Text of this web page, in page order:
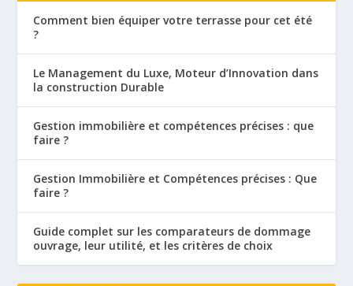
Comment bien équiper votre terrasse pour cet été
?
Le Management du Luxe, Moteur d’Innovation dans
la construction Durable
Gestion immobilière et compétences précises : que
faire ?
Gestion Immobilière et Compétences précises : Que
faire ?
Guide complet sur les comparateurs de dommage
ouvrage, leur utilité, et les critères de choix